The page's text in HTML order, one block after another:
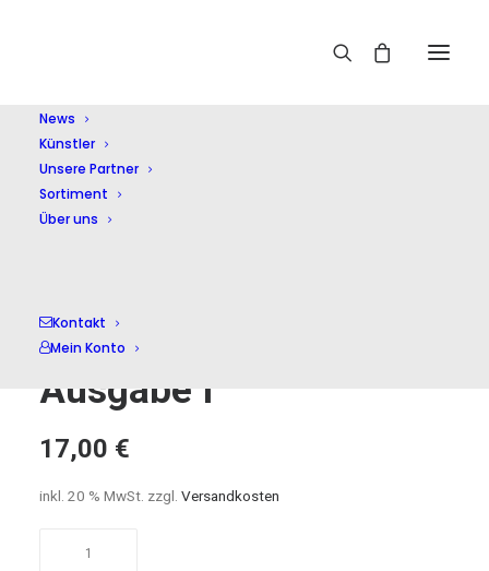
News
Künstler
Unsere Partner
Sortiment
Über uns
Kontakt
Mein Konto
Kammermusik (instrumental)
Werke in zweiter
Ausgabe I
17,00 €
inkl. 20 % MwSt. zzgl. Versandkosten